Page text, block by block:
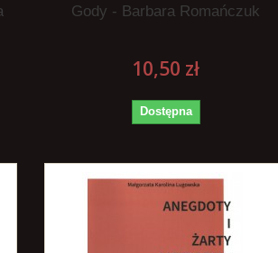
Gody - Barbara Romańczuk
10,50 zł
Dostępna